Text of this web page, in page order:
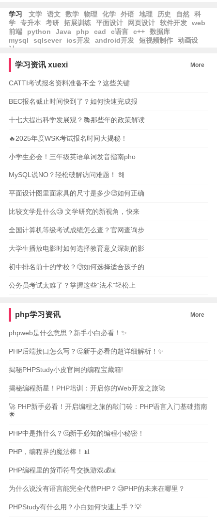
学习 文学 语文 数学 物理 化学 外语 地理 历史 自然
科
学
专升本 考研 拓展训练 平面设计 网页设计 软件开发
web
前端
python Java php cad c语言 c++
数据库
mysql
sqlsever ios开发 android开发 短视频制作
动画设
计
学习资讯 xuexi More
CATTI考试报名资料准备不全？这些关键
BEC报名截止时间快到了？如何快速完成报
十七大提出科学发展观？📚那些年的政策解读
🔥2025年度WSK考试报名时间大揭秘！
小学生必会！三年级英语单词发音指南pho
MySQL说NO？轻松破解访问难题！ 해
平面设计图里面家具的尺寸是多少🧐如何正确
比较文学是什么🧐 文学研究的新视角，快来
全国计算机等级考试成绩怎么查？官网查询步
大学生播放电影时如何选择教育意义深刻的影
初中排名前十的学校？🧐如何选择适合孩子的
公务员考试太难了？掌握这些“法术”轻松上
php学习资讯 More
phpweb是什么意思？新手小白必看！✨
PHP后端接口怎么写？🤔新手必看的超详细解析！✨
揭秘PHPStudy小皮官网的编程宝藏箱!
揭秘编程新星！PHP培训：开启你的Web开发之旅🚀
🚀 PHP新手必看！开启编程之旅的敲门砖：PHP语言入门基础指南
🌟
PHP中是指什么？🤔新手必知的编程小秘密！
PHP，编程界的魔法棒！📊
PHP编程里的货币符号交换游戏💰📊
为什么说没有语言能完全代替PHP？🧐PHP的未来在哪里？
PHPStudy有什么用？小白如何快速上手？💡